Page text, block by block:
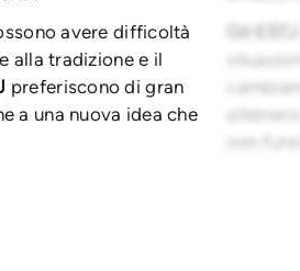
avere difficoltà
alla tradizione e il
preferiscono di gran
a una nuova idea che
non